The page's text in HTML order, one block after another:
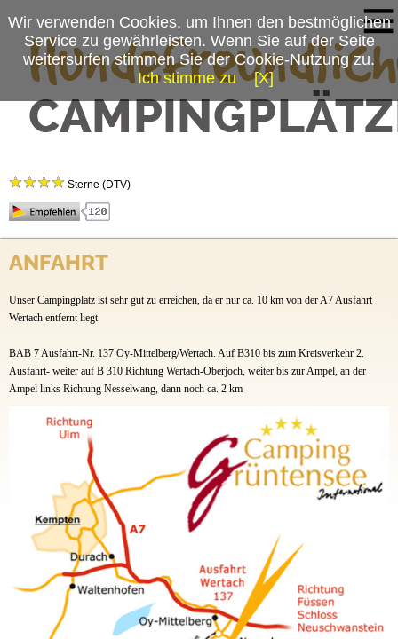
Campingplatzmenü
Stellplätze
Preise & Prospekte
Anfahrt
Sterne (DTV)
Dein Allgäu Erlebnis mit Gipfelglück und Badespaß in der grandiosen Bergwelt des
Oberallgäus. Zwischen Oberstdorf und den Königsschlössern liegt direkt am
Grüntenseeufer mit großer Spiel- und Liegewiese der idyllische, großzügige Camping-
ANFAHRT
Unser Campingplatz ist sehr gut zu erreichen, da er nur ca. 10 km von der A7 Ausfahrt
Wertach entfernt liegt.
BAB 7 Ausfahrt-Nr. 137 Oy-Mittelberg/Wertach. Auf B310 bis zum Kreisverkehr 2.
Ausfahrt- weiter auf B 310 Richtung Wertach-Oberjoch, weiter bis zur Ampel, an der
Ampel links Richtung Nesselwang, dann noch ca. 2 km
Wir verwenden Cookies, um Ihnen den bestmöglichen
Service zu gewährleisten. Wenn Sie auf der Seite
weitersurfen stimmen Sie der Cookie-Nutzung zu.
Ich stimme zu
[X]